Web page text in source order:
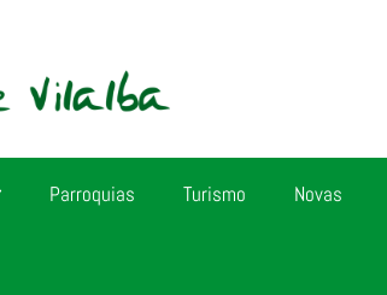
Parroquias Turismo Novas